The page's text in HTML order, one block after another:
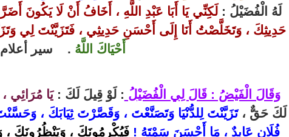
لَهُ الْفُضَيْلُ : لَكِنِّي يَا أَبَا عَبْدِ اللَّهِ ، أَخَافُ أَنْ لَا
حَدِيثِكَ ، وَتَخَلَّصْتُ أَنَا إِلَى أَحْسَنِ حَدِيثِي ، فَتَزَيَّنْتَ لِي
أَحْيَاكَ اللَّهُ . سير أعلام
وَقَالَ الْفَيْضُ : قَالَ لِي الْفُضَيْلُ : لَوْ قِيلَ لَكَ : يَا
لَكَ حَقٌّ ، تَزَيَّنْتَ لِلدُّنْيَا وَتَصَنَّعْتَ ، وَقَصَّرْتَ ثِيَابَكَ ،
فُلَانٍ عَابِدٌ ، مَا أَحْسَنَ سَمْتَهُ ! فَيُكْرِمُونَكَ ، وَيَنْظُرُونَكَ ،